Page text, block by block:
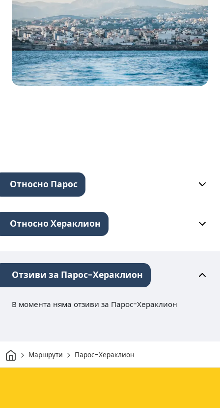
Относно Парос
Относно Хераклион
Отзиви за Парос-Хераклион
В момента няма отзиви за Парос-Хераклион
Начало
Маршрути Парос-Хераклион